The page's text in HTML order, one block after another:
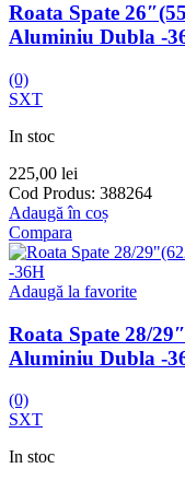
Roata Spate
Aluminiu Dubla -
(0)
SXT
In stoc
225,00 lei
Cod Produs: 388264
Adaugă în coș
Compara
Adaugă la favorite
Roata Spate 28/
Aluminiu Dubla -
(0)
SXT
In stoc